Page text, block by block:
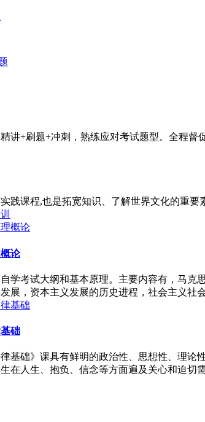
讲+刷题+冲刺，熟练应对考试题型。全程督
践课程,也是拓宽知识、了解世界文化的重
论
学考试大纲和基本原理。主要内容有，马克
展，资本主义发展的历史进程，社会主义社
础
律基础》课具有鲜明的政治性、思想性、理
在人生、抱负、信念等方面遍及关心和迫切